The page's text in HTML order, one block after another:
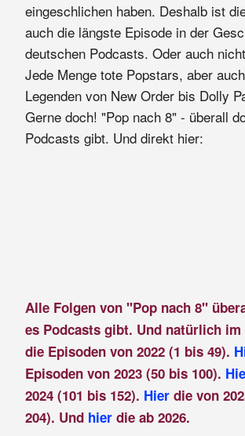
eingeschlichen haben. Deshalb ist
auch die längste Episode in der
deutschen Podcasts. Oder auch
Jede Menge tote Popstars, aber
Legenden von New Order bis Dolly
Gerne doch! "Pop nach 8" - überall
Podcasts gibt. Und direkt hier:
Alle Folgen von "Pop nach 8"
es Podcasts gibt. Und natürlich
die Episoden von 2022 (1 bis 49).
Episoden von 2023 (50 bis 100).
2024 (101 bis 152). Hier die von
204). Und hier die ab 2026.